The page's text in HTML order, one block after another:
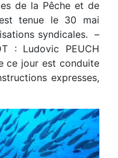
de la Pêche et de
tenue le 30 mai
syndicales. –
: Ludovic PEUCH
ce jour est conduite
expresses,